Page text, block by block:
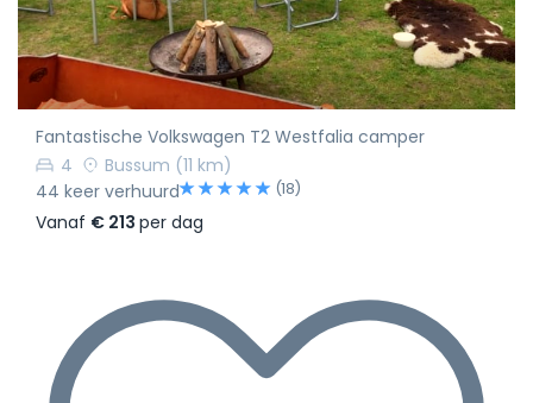
Fantastische Volkswagen T2 Westfalia camper
4
Bussum (11 km)
44 keer verhuurd
(18)
Vanaf € 213 per dag